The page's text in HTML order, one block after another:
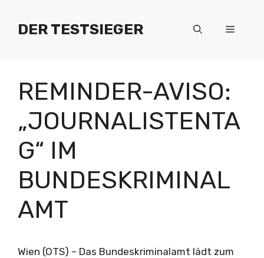
Inhalt
springenDER TESTSIEGER Menü
REMINDER-AVISO:
„JOURNALISTENTA
G“ IM
BUNDESKRIMINAL
AMT
Wien (OTS) – Das Bundeskriminalamt lädt zum